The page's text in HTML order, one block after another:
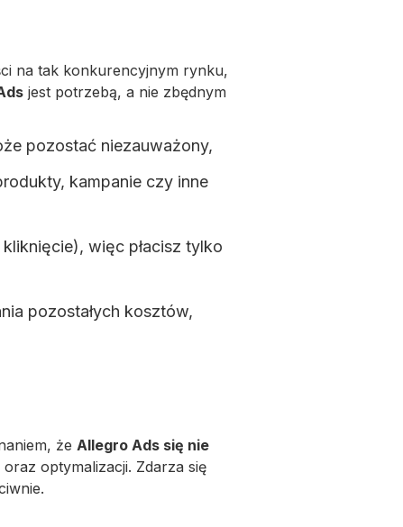
na tak konkurencyjnym rynku,
jest potrzebą, a nie zbędnym
pozostać niezauważony,
kampanie czy inne
więc płacisz tylko
pozostałych kosztów,
że Allegro Ads się nie
optymalizacji. Zdarza się